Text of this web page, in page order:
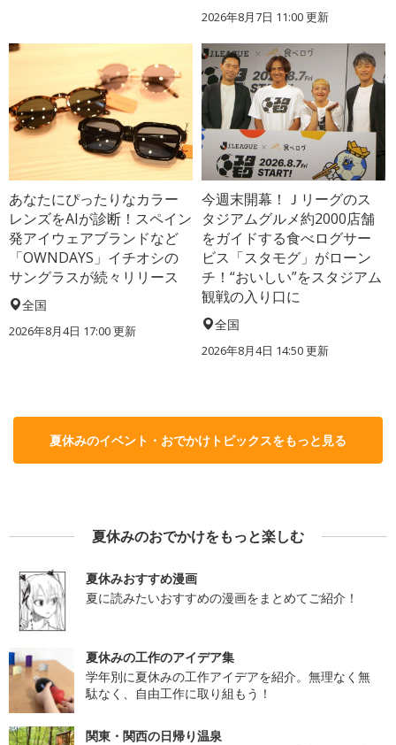
2026年8月7日 11:00更新
あなたにぴったりなカラー
レンズをAIが診断！スペイン
発アイウェアブランドなど
「OWNDAYS」イチオシの
サングラスが続々リリース
全国
2026年8月4日 17:00更新
今週末開幕！Ｊリーグのス
タジアムグルメ約2000店舗
をガイドする食べログサー
ビス「スタモグ」がローン
チ！“おいしい”をスタジアム
観戦の入り口に
全国
2026年8月4日 14:50更新
夏休みのイベント・おでかけトピックスをもっと見る
夏休みのおでかけをもっと楽しむ
夏休みおすすめ漫画
夏に読みたいおすすめの漫画をまとめてご紹介！
夏休みの工作のアイデア集
学年別に夏休みの工作アイデアを紹介。無理なく無
駄なく、自由工作に取り組もう！
関東・関西の日帰り温泉